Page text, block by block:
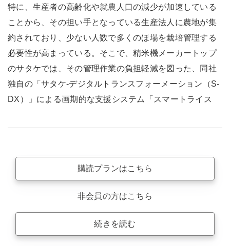
特に、生産者の高齢化や就農人口の減少が加速している
ことから、その担い手となっている生産法人に農地が集
約されており、少ない人数で多くのほ場を栽培管理する
必要性が高まっている。そこで、精米機メーカートップ
のサタケでは、その管理作業の負担軽減を図った、同社
独自の「サタケ-デジタルトランスフォーメーション（S-
DX）」による画期的な支援システム「スマートライス
購読プランはこちら
非会員の方はこちら
続きを読む